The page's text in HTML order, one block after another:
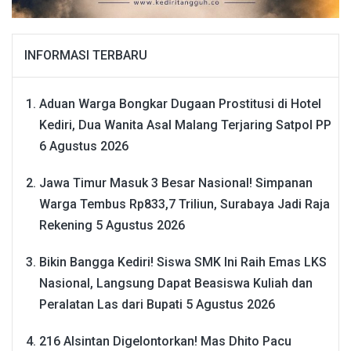
INFORMASI TERBARU
Aduan Warga Bongkar Dugaan Prostitusi di Hotel
Kediri, Dua Wanita Asal Malang Terjaring Satpol PP
6 Agustus 2026
Jawa Timur Masuk 3 Besar Nasional! Simpanan
Warga Tembus Rp833,7 Triliun, Surabaya Jadi Raja
Rekening 5 Agustus 2026
Bikin Bangga Kediri! Siswa SMK Ini Raih Emas LKS
Nasional, Langsung Dapat Beasiswa Kuliah dan
Peralatan Las dari Bupati 5 Agustus 2026
216 Alsintan Digelontorkan! Mas Dhito Pacu